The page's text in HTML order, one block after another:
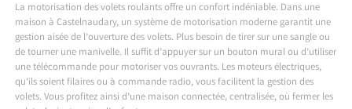
La motorisation des volets roulants offre un confort indéniable. Dans une
maison à Castelnaudary, un système de motorisation moderne garantit une
gestion aisée de l’ouverture des volets. Plus besoin de tirer sur une sangle ou
de tourner une manivelle. Il suffit d’appuyer sur un bouton mural ou d’utiliser
une télécommande pour motoriser vos ouvrants. Les moteurs électriques,
qu’ils soient filaires ou à commande radio, vous facilitent la gestion des
volets. Vous profitez ainsi d’une maison connectée, centralisée, où fermer les